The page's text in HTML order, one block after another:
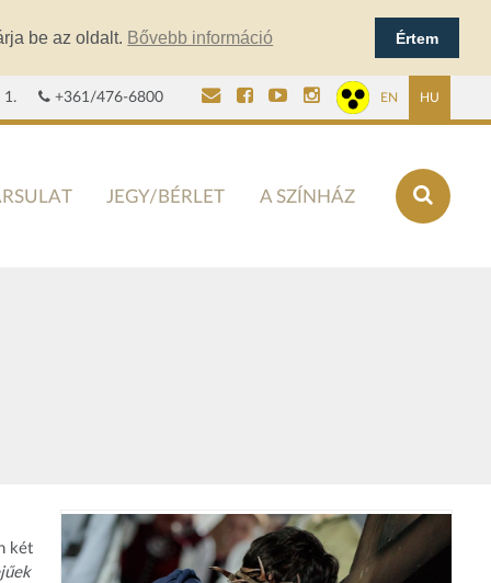
be az oldalt. Bővebb információ Értem
1. +361/476-6800 EN HU
JEGY/BÉRLET A SZÍNHÁZ
két